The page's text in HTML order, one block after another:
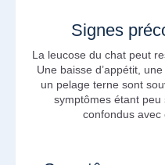
Signes
La leucose du chat peut
Une baisse d’appétit,
un pelage terne sont
symptômes étant peu
confondus avec